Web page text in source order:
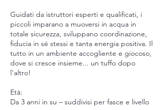
Guidati da istruttori esperti e qualificati, i
piccoli imparano a muoversi in acqua in
totale sicurezza, sviluppano coordinazione,
fiducia in sé stessi e tanta energia positiva. Il
tutto in un ambiente accogliente e giocoso,
dove si cresce insieme... un tuffo dopo
l'altro!
Età:
Da 3 anni in su – suddivisi per fasce e livello